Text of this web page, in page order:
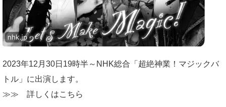
2023年12月30日19時半～NHK総合「超絶神業！マジックバ
トル」に出演します。
≫≫ 詳しくはこちら